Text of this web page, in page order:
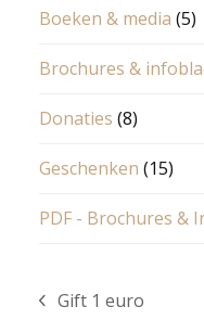
Boeken & media (5)
Brochures &
Donaties (8)
Geschenken (15)
PDF - Brochures &
previous
Gift 1 euro